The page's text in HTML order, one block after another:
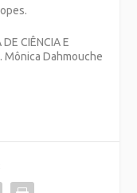
CIÊNCIA E
Mônica Dahmouche